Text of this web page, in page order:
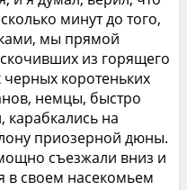
минут до того,
мы прямой
из горящего
коротеньких
немцы, быстро
на
приозерной дюны.
съезжали вниз и
в своем насекомьем